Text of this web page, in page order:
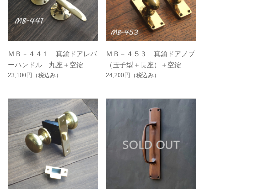
ＭＢ－４４１ 真鍮ドアレバ
ーハンドル 丸座＋空錠 磨
き MB-441
23,100円 （税込み）
ＭＢ－４５３ 真鍮ドアノブ
（玉子型＋長座）＋空錠 M
B-453
24,200円 （税込み）